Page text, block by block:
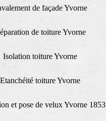
de façade Yvorne
de toiture Yvorne
Isolation toiture Yvorne
Etanchéité toiture Yvorne
et pose de velux Yvorne 1853